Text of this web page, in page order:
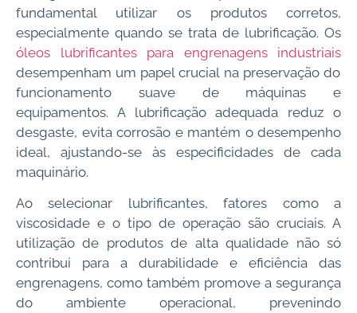
fundamental utilizar os produtos corretos,
especialmente quando se trata de lubrificação. Os
óleos lubrificantes para engrenagens industriais
desempenham um papel crucial na preservação do
funcionamento suave de máquinas e
equipamentos. A lubrificação adequada reduz o
desgaste, evita corrosão e mantém o desempenho
ideal, ajustando-se às especificidades de cada
maquinário.
Ao selecionar lubrificantes, fatores como a
viscosidade e o tipo de operação são cruciais. A
utilização de produtos de alta qualidade não só
contribui para a durabilidade e eficiência das
engrenagens, como também promove a segurança
do ambiente operacional, prevenindo